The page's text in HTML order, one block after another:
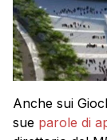
Anche sui
sue parole di